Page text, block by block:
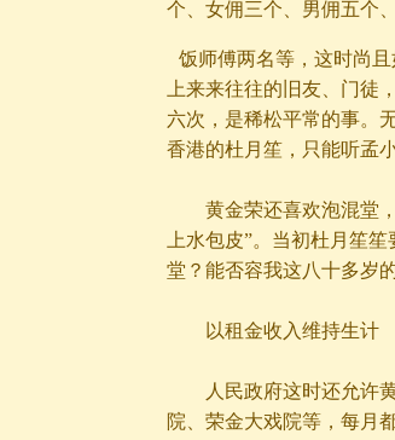
个、女佣三个、男佣五个
饭师傅两名等，这时尚
上来来往往的旧友、门徒
六次，是稀松平常的事。
香港的杜月笙，只能听孟
黄金荣还喜欢泡混堂，
上水包皮”。当初杜月笙
堂？能否容我这八十多岁
以租金收入维持生计
人民政府这时还允许黄
院、荣金大戏院等，每月